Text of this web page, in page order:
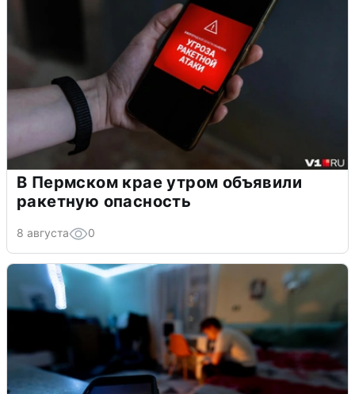
В Пермском крае утром объявили
ракетную опасность
8 августа 0